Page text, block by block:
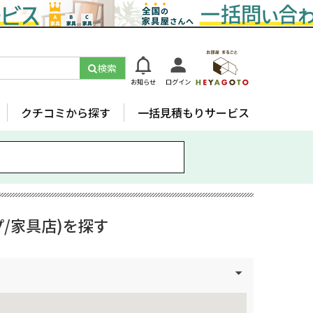
検索
お知らせ ログイン
クチコミから探す 一括見積もりサービス
家具店)を探す